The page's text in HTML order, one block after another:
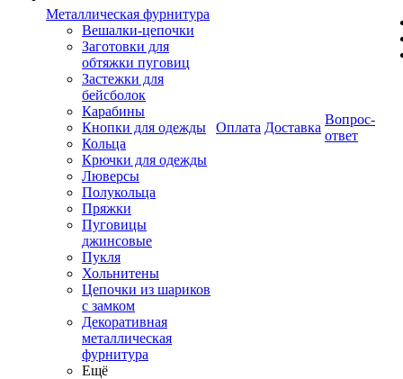
Металлическая фурнитура
Вешалки-цепочки
Заготовки для
обтяжки пуговиц
Застежки для
бейсболок
Карабины
Кнопки для одежды
Кольца
Крючки для одежды
Люверсы
Полукольца
Пряжки
Пуговицы
джинсовые
Пукля
Хольнитены
Цепочки из шариков
с замком
Декоративная
металлическая
фурнитура
Ещё
Оплата Доставка
Вопрос-
ответ